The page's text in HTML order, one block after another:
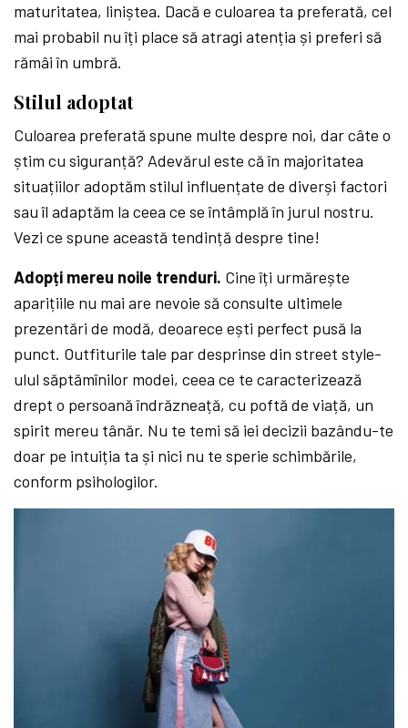
maturitatea, liniștea. Dacă e culoarea ta preferată, cel
mai probabil nu îți place să atragi atenția și preferi să
rămâi în umbră.
Stilul adoptat
Culoarea preferată spune multe despre noi, dar câte o
știm cu siguranță? Adevărul este că în majoritatea
situațiilor adoptăm stilul influențate de diverși factori
sau îl adaptăm la ceea ce se întâmplă în jurul nostru.
Vezi ce spune această tendință despre tine!
Adopți mereu noile trenduri. Cine îți urmărește
aparițiile nu mai are nevoie să consulte ultimele
prezentări de modă, deoarece ești perfect pusă la
punct. Outfiturile tale par desprinse din street style-
ulul săptămînilor modei, ceea ce te caracterizează
drept o persoană îndrăzneață, cu poftă de viață, un
spirit mereu tânăr. Nu te temi să iei decizii bazându-te
doar pe intuiția ta și nici nu te sperie schimbările,
conform psihologilor.